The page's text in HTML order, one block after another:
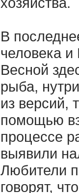
В
человека
Весной
рыба,
из версий,
помощью
процессе
выявили
Любители
говорят,